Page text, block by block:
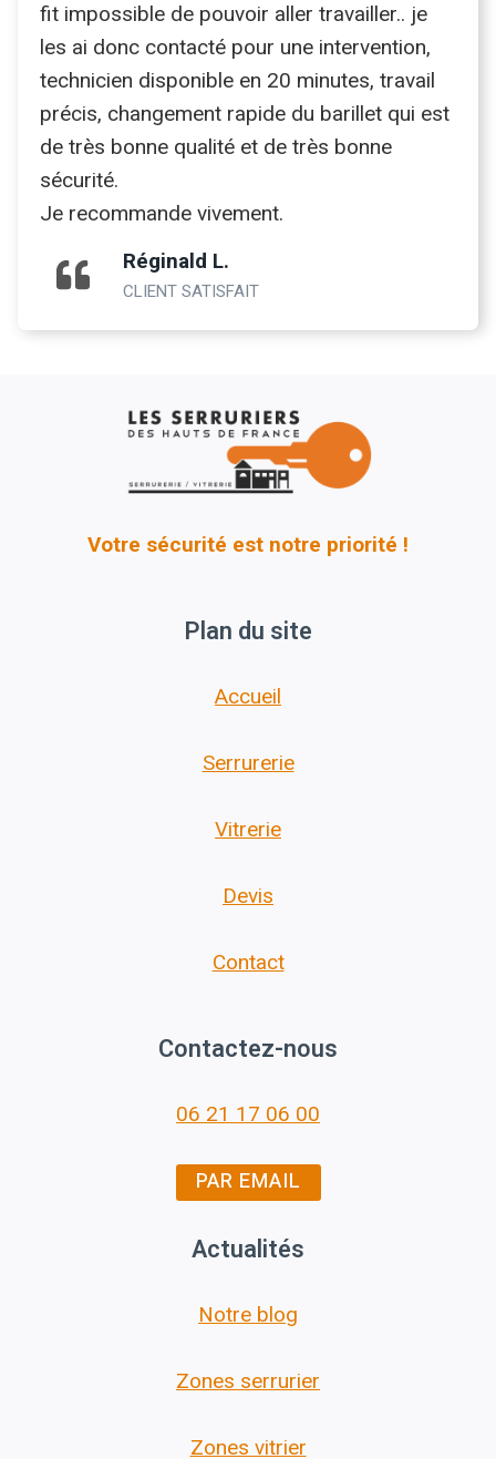
fit impossible de pouvoir aller travailler.. je
les ai donc contacté pour une intervention,
technicien disponible en 20 minutes, travail
précis, changement rapide du barillet qui est
de très bonne qualité et de très bonne
sécurité.
Je recommande vivement.
Réginald L.
CLIENT SATISFAIT
Votre sécurité est notre priorité !
Plan du site
Accueil
Serrurerie
Vitrerie
Devis
Contact
Contactez-nous
06 21 17 06 00
PAR EMAIL
Actualités
Notre blog
Zones serrurier
Zones vitrier